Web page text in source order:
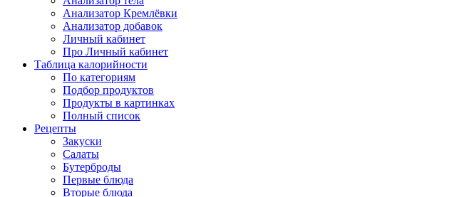
Анализатор Кремлёвки
Анализатор добавок
Личный кабинет
Про Личный кабинет
Таблица калорийности
По категориям
Подбор продуктов
Продукты в картинках
Полный список
Рецепты
Закуски
Салаты
Бутерброды
Первые блюда
Вторые блюда